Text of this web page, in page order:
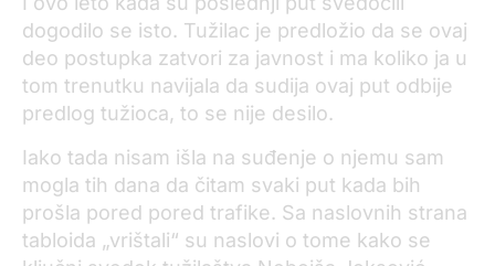
dogodilo se isto. Tužilac je predložio da se ovaj
deo postupka zatvori za javnost i ma koliko ja u
tom trenutku navijala da sudija ovaj put odbije
predlog tužioca, to se nije desilo.
Iako tada nisam išla na suđenje o njemu sam
mogla tih dana da čitam svaki put kada bih
prošla pored pored trafike. Sa naslovnih strana
tabloida „vrištali“ su naslovi o tome kako se